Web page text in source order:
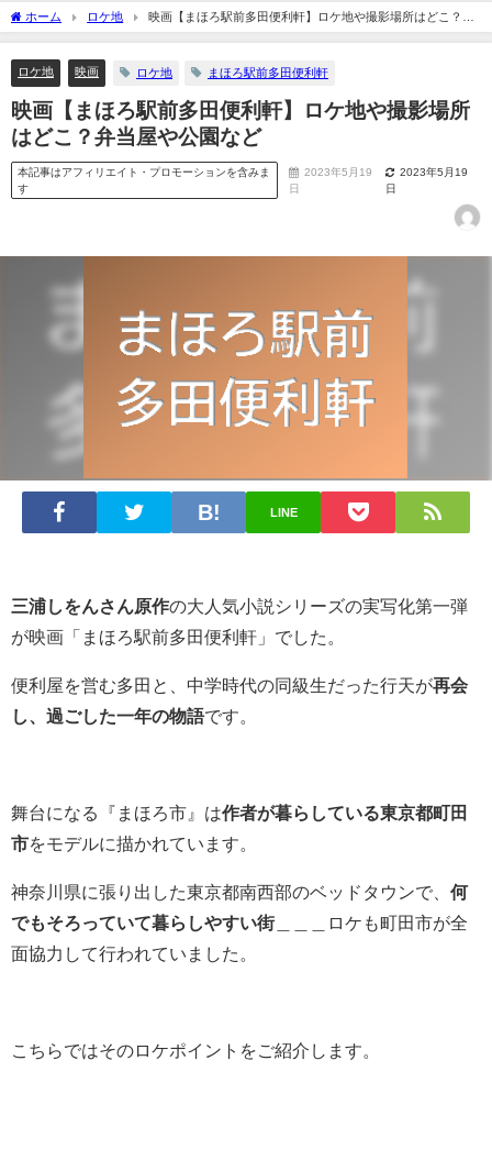
ホーム ロケ地
映画【まほろ駅前多田便利軒】ロケ地や撮影場所はどこ？弁
当屋や公園など
ロケ地 映画 ロケ地 まほろ駅前多田便利軒
映画【まほろ駅前多田便利軒】ロケ地や撮影場所
はどこ？弁当屋や公園など
本記事はアフィリエイト・プロモーションを含みま
す
2023年5月19
日
2023年5月19
日
LINE
三浦しをんさん原作の大人気小説シリーズの実写化第一弾
が映画「まほろ駅前多田便利軒」でした。
便利屋を営む多田と、中学時代の同級生だった行天が再会
し、過ごした一年の物語です。
舞台になる『まほろ市』は作者が暮らしている東京都町田
市をモデルに描かれています。
神奈川県に張り出した東京都南西部のベッドタウンで、 何
でもそろっていて暮らしやすい街＿＿＿ロケも町田市が全
面協力して行われていました。
こちらではそのロケポイントをご紹介します。